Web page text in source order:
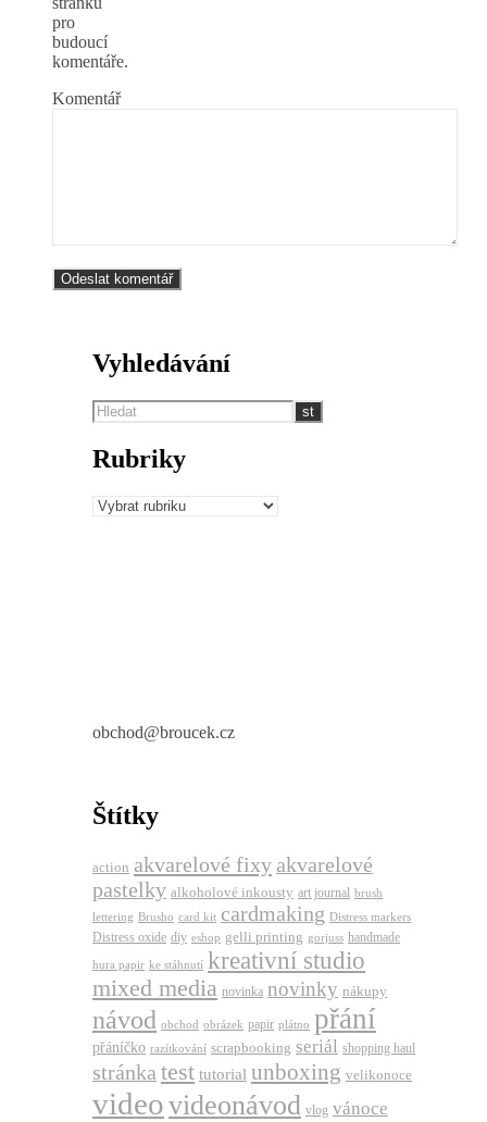
pro
budoucí
komentáře.
Komentář
Vyhledávání
Rubriky
Rubriky
obchod@broucek.cz
Štítky
action akvarelové fixyakvarelové
pastelky alkoholové inkousty art journal brush
lettering Brusho card kit cardmaking Distress markers
Distress oxide diy eshop gelli printing gorjuss handmade
hura papir ke stáhnutí kreativní studio
mixed media novinka novinky nákupy
návod obchod obrázek papir plátno přání
přáníčko razítkování scrapbooking seriál shopping haul
stránka test tutorial unboxing velikonoce
videovideonávod vlog vánoce